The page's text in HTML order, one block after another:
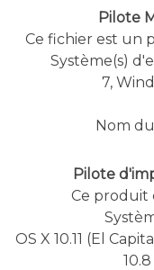
Pilote
Ce fichier est un
Système(s)
7,
Nom
Pilote
Ce produit
OS X 10.11 (El